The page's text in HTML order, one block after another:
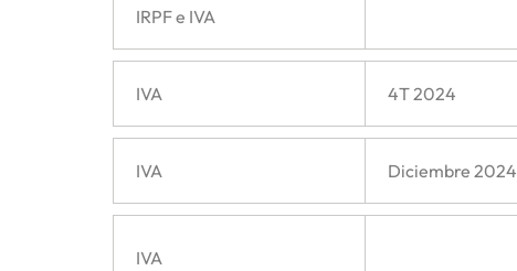
IRPF e IVA
IVA 4T 2024
IVA Diciembre 2024
IVA